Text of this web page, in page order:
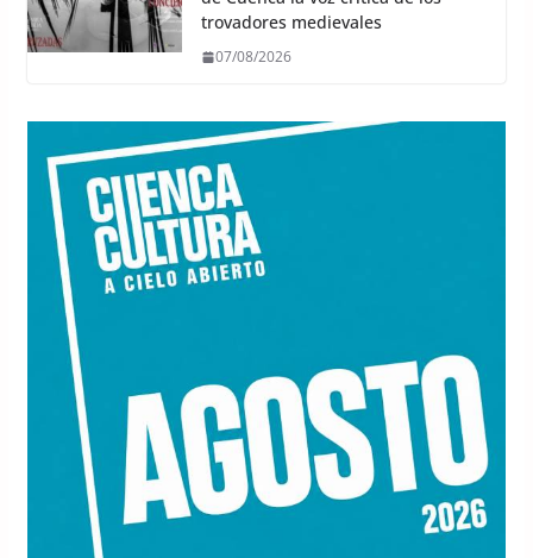
trovadores medievales
07/08/2026